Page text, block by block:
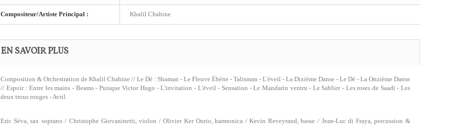
Compositeur/Artiste Principal : Khalil Chahine
EN SAVOIR PLUS
Composition & Orchestration de Khalil Chahine // Le Dé : Shaman - Le Fleuve Ébène - Talisman - L'éveil - La Dixième Danse - Le Dé - La Onzième Danse
// Espoir : Entre les mains - Beams - Puisque Victor Hugo - L'invitation - L'éveil - Sensation - Le Mandarin ventru - Le Sablier - Les roses de Saadi - Les
deux trous rouges - Avril
Eric Séva, sax soprano / Christophe Giovaninetti, violon / Olivier Ker Ourio, harmonica / Kevin Reveyrand, basse / Jean-Luc di Fraya, percussion &